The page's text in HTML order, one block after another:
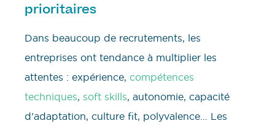
prioritaires
Dans beaucoup de recrutements, les
entreprises ont tendance à multiplier les
attentes : expérience, compétences
techniques, soft skills, autonomie, capacité
d’adaptation, culture fit, polyvalence… Les